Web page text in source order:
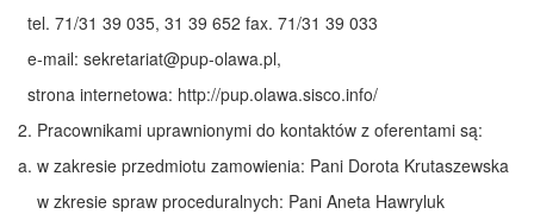
tel. 71/31 39 035, 31 39 652 fax. 71/31 39 033
e-mail: sekretariat@pup-olawa.pl,
strona internetowa: http://pup.olawa.sisco.info/
2. Pracownikami uprawnionymi do kontaktów z oferentami są:
a. w zakresie przedmiotu zamowienia: Pani Dorota Krutaszewska
w zkresie spraw proceduralnych: Pani Aneta Hawryluk